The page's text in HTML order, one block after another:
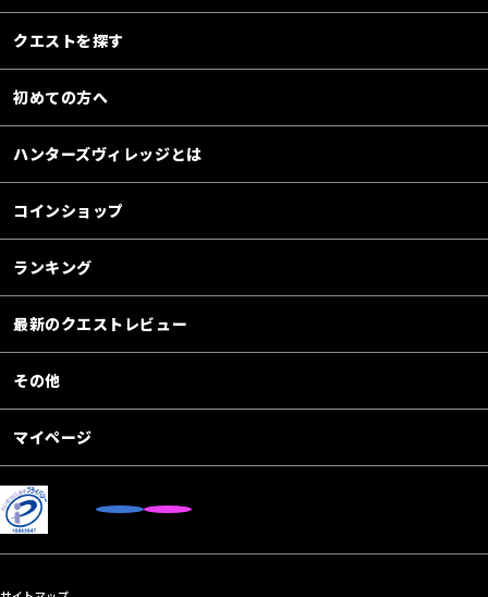
クエストを探す
初めての方へ
ハンターズヴィレッジとは
コインショップ
ランキング
最新のクエストレビュー
その他
マイページ